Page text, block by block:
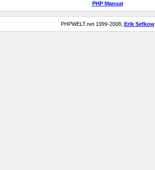
PHP Manual
PHPWELT.net 1999-2008, Erik Sefkow